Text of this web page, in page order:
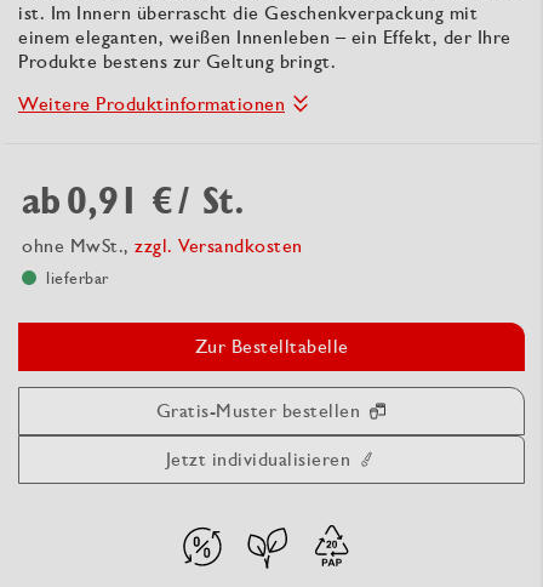
ist. Im Innern überrascht die Geschenkverpackung mit
einem eleganten, weißen Innenleben – ein Effekt, der Ihre
Produkte bestens zur Geltung bringt.
Weitere Produktinformationen
ab0,91 €/ St.
ohne MwSt., zzgl. Versandkosten
lieferbar
Zur Bestelltabelle
Gratis-Muster bestellen
Jetzt individualisieren